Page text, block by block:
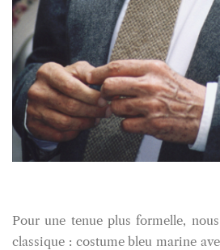
Pour une tenue plus formelle,
classique : costume bleu marine